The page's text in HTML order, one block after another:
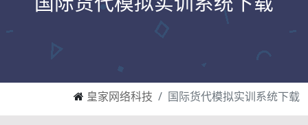
皇家网络科技 国际货代模拟实训系统下载